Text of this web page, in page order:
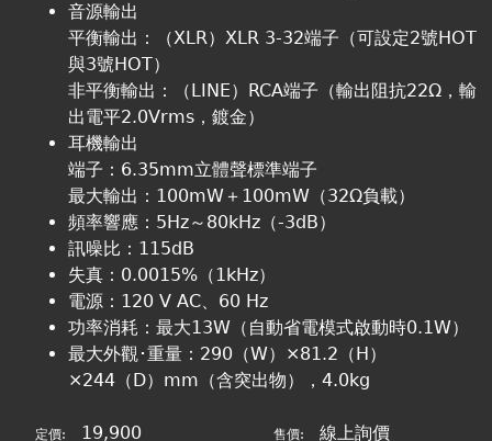
音源輸出
平衡輸出：（XLR）XLR 3-32端子（可設定2號HOT
與3號HOT）
非平衡輸出：（LINE）RCA端子（輸出阻抗22Ω，輸
出電平2.0Vrms，鍍金）
耳機輸出
端子：6.35mm立體聲標準端子
最大輸出：100mW＋100mW（32Ω負載）
頻率響應：5Hz～80kHz（-3dB）
訊噪比：115dB
失真：0.0015%（1kHz）
電源：120 V AC、60 Hz
功率消耗：最大13W（自動省電模式啟動時0.1W）
最大外觀･重量：290（W）×81.2（H）
×244（D）mm（含突出物），4.0kg
定價: 19,900 售價: 線上詢價